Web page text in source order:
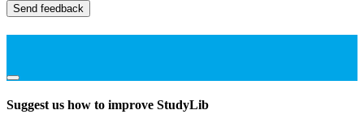
Send feedback
Suggest us how to improve StudyLib